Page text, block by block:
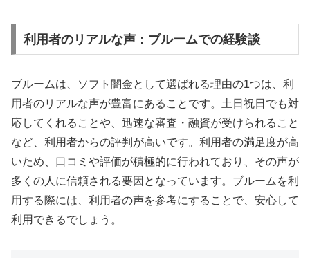
利用者のリアルな声：ブルームでの経験談
ブルームは、ソフト闇金として選ばれる理由の1つは、利
用者のリアルな声が豊富にあることです。土日祝日でも対
応してくれることや、迅速な審査・融資が受けられること
など、利用者からの評判が高いです。利用者の満足度が高
いため、口コミや評価が積極的に行われており、その声が
多くの人に信頼される要因となっています。ブルームを利
用する際には、利用者の声を参考にすることで、安心して
利用できるでしょう。